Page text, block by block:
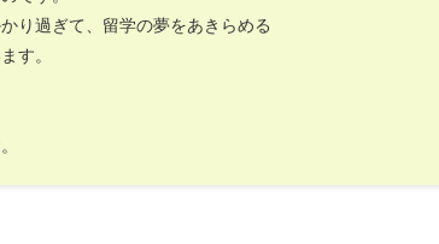
り過ぎて、留学の夢をあきらめる
す。